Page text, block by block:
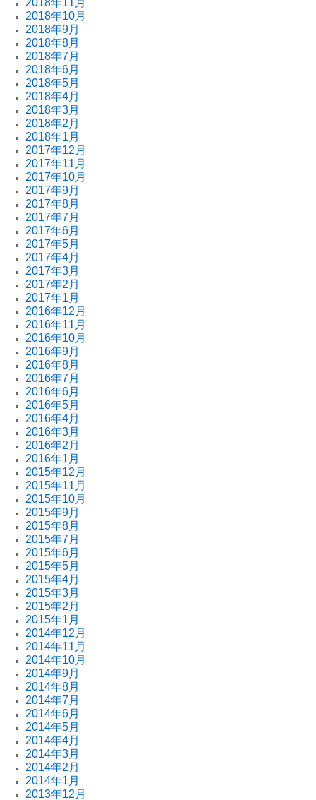
2018年10月
2018年9月
2018年8月
2018年7月
2018年6月
2018年5月
2018年4月
2018年3月
2018年2月
2018年1月
2017年12月
2017年11月
2017年10月
2017年9月
2017年8月
2017年7月
2017年6月
2017年5月
2017年4月
2017年3月
2017年2月
2017年1月
2016年12月
2016年11月
2016年10月
2016年9月
2016年8月
2016年7月
2016年6月
2016年5月
2016年4月
2016年3月
2016年2月
2016年1月
2015年12月
2015年11月
2015年10月
2015年9月
2015年8月
2015年7月
2015年6月
2015年5月
2015年4月
2015年3月
2015年2月
2015年1月
2014年12月
2014年11月
2014年10月
2014年9月
2014年8月
2014年7月
2014年6月
2014年5月
2014年4月
2014年3月
2014年2月
2014年1月
2013年12月